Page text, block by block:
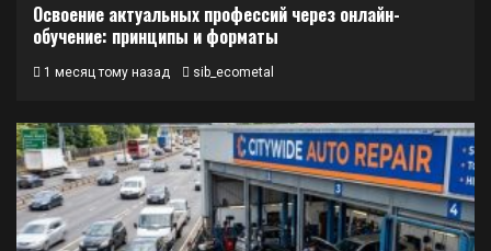
Освоение актуальных профессий через онлайн-
обучение: принципы и форматы
1 месяц тому назад sib_ecometal